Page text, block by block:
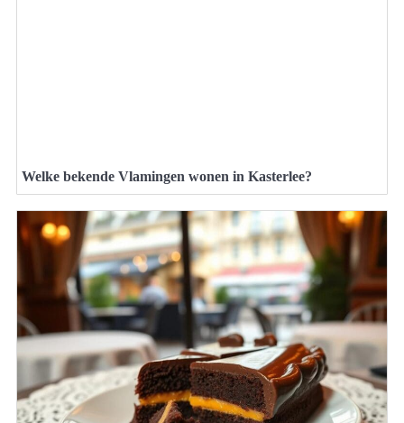
Welke bekende Vlamingen wonen in Kasterlee?